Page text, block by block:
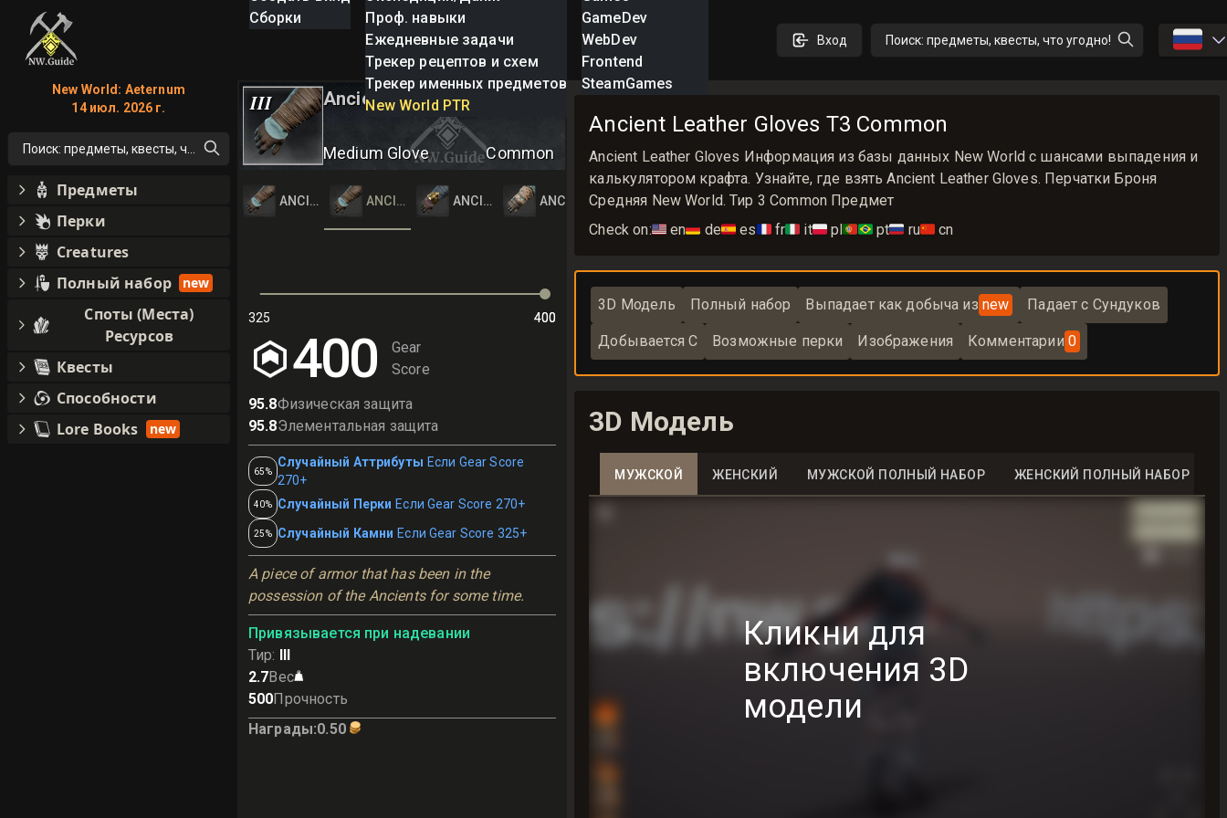
Сборки
Проф. навыки
Ежедневные задачи
Трекер рецептов и схем
Трекер именных предметов
New World PTR
GameDev
WebDev
Frontend
SteamGames
Вход Поиск: предметы, квесты, что угодно! 🇷🇺
III Ancient Leather Gloves
Medium Glove Common
ANCIENT LEATHER GLOVESANCIENT LEATHER GLOVESANCIENT LEATHER GLOVESANCIENT LEATHER GLOVES
325 400
400
400
Gear
Score
95.8Физическая защита
95.8Элементальная защита
65%
Случайный Аттрибуты Если Gear Score
270+
40% Случайный Перки Если Gear Score 270+
25% Случайный Камни Если Gear Score 325+
A piece of armor that has been in the
possession of the Ancients for some time.
Привязывается при надевании
Тир: III
2.7Вес
500Прочность
Награды:0.50
Ancient Leather Gloves T3 Common
Ancient Leather Gloves Информация из базы данных New World с шансами выпадения и
калькулятором крафта. Узнайте, где взять Ancient Leather Gloves. Перчатки Броня
Средняя New World. Тир 3 Common Предмет
Check on:🇺🇸 en🇩🇪 de🇪🇸 es🇫🇷 fr🇮🇹 it🇵🇱 pl🇵🇹🇧🇷 pt🇷🇺 ru🇨🇳 cn
3D Модель Полный набор Выпадает как добыча из new Падает с Сундуков
Добывается С Возможные перки Изображения Комментарии 0
3D Модель
МУЖСКОЙ ЖЕНСКИЙ МУЖСКОЙ ПОЛНЫЙ НАБОР ЖЕНСКИЙ ПОЛНЫЙ НАБОР
Кликни для
включения 3D
модели
New World: Aeternum
14 июл. 2026 г.
Поиск: предметы, квесты, что угодно!
Предметы
Перки
Creatures
Полный набор
new
Споты (Места)
Ресурсов
Квесты
Способности
Lore Books
new